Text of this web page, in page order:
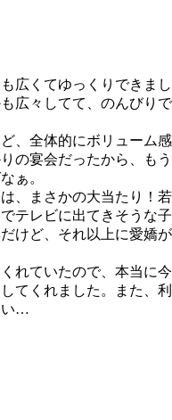
広くてゆっくりできまし
広々してて、のんびりで
、全体的にボリューム感
の宴会だったから、もう
ぁ。
、まさかの大当たり！若
テレビに出てきそうな子
けど、それ以上に愛嬌が
れていたので、本当に今
てくれました。また、利
い…